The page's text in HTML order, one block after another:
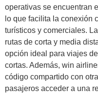
operativas se encuentran
lo que facilita la conexión
turísticos y comerciales.
rutas de corta y media
opción ideal para viajes
cortas. Además, win
código compartido con
pasajeros acceder a una